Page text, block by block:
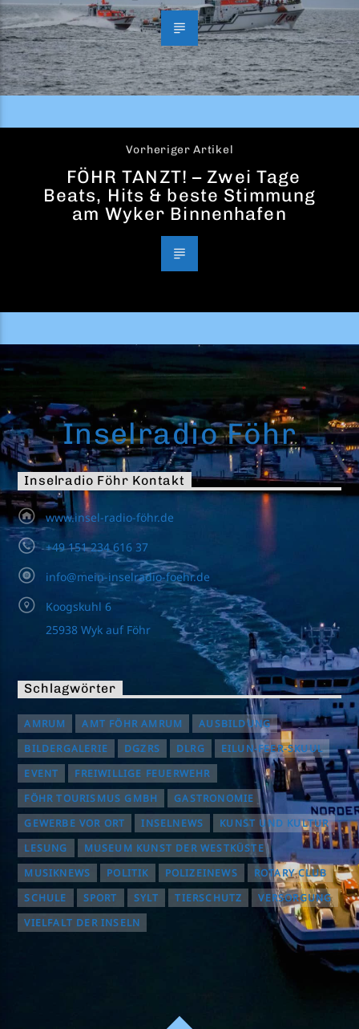
Vorheriger Artikel
FÖHR TANZT! – Zwei Tage
Beats, Hits & beste Stimmung
am Wyker Binnenhafen
Inselradio Föhr
Inselradio Föhr Kontakt
www.insel-radio-föhr.de
+49 151 234 616 37
info@mein-inselradio-foehr.de
Koogskuhl 6
25938 Wyk auf Föhr
Schlagwörter
AMRUM AMT FÖHR AMRUM
AUSBILDUNG
BILDERGALERIE
DGZRS DLRG
EILUN-FEER-SKUUL
EVENT
FREIWILLIGE FEUERWEHR
FÖHR TOURISMUS GMBH
GASTRONOMIE
GEWERBE VOR ORT
INSELNEWS
KUNST UND KULTUR
LESUNG
MUSEUM KUNST DER WESTKÜSTE
MUSIKNEWS
POLITIK POLIZEINEWS
ROTARY CLUB
SCHULE
SPORT SYLT TIERSCHUTZ
VERSORGUNG
VIELFALT DER INSELN